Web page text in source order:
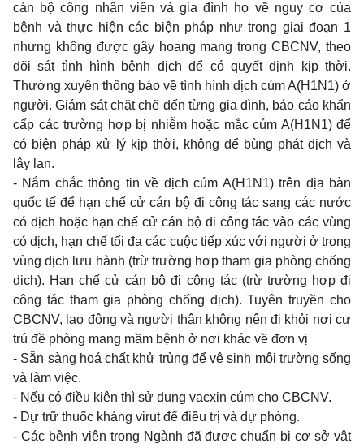
cán bộ công nhân viên và gia đình họ về nguy cơ của
bệnh và thực hiện các biện pháp như trong giai đoạn 1
nhưng không được gây hoang mang trong CBCNV, theo
dõi sát tình hình bệnh dịch để có quyết định kịp thời.
Thường xuyên thông báo về tình hình dịch cúm A(H1N1) ở
người. Giám sát chặt chẽ đến từng gia đình, báo cáo khẩn
cấp các trường hợp bị nhiễm hoặc mắc cúm A(H1N1) để
có biện pháp xử lý kịp thời, không để bùng phát dịch và
lây lan.
- Nắm chắc thông tin về dịch cúm A(H1N1) trên địa bàn
quốc tế để hạn chế cử cán bộ đi công tác sang các nước
có dịch hoặc hạn chế cử cán bộ đi công tác vào các vùng
có dịch, hạn chế tối đa các cuộc tiếp xúc với người ở trong
vùng dịch lưu hành (trừ trường hợp tham gia phòng chống
dịch). Hạn chế cử cán bộ đi công tác (trừ trường hợp đi
công tác tham gia phòng chống dịch). Tuyên truyền cho
CBCNV, lao động và người thân không nên đi khỏi nơi cư
trú đề phòng mang mầm bệnh ở nơi khác về đơn vị
- Sẵn sàng hoá chất khử trùng để vệ sinh môi trường sống
và làm việc.
- Nếu có điều kiện thì sử dụng vacxin cúm cho CBCNV.
- Dự trữ thuốc kháng virut để điều trị và dự phòng.
- Các bệnh viện trong Ngành đã được chuẩn bị cơ sở vật